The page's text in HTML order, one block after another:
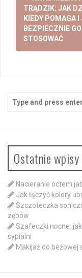
navigation
TRĄDZIK: JAK
KIEDY POMAGA I
BEZPIECZNIE GO
STOSOWAĆ
for:
Ostatnie wpisy
Nacieranie octem
Jak łączyć kolory
Szczoteczka
zębów
Szafeczki nocne:
sypialni
Makijaż do beżowej